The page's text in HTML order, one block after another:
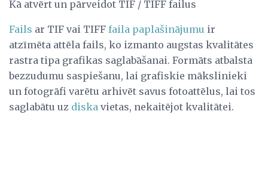
Kā atvērt un pārveidot TIF / TIFF failus
Fails ar TIF vai TIFF faila paplašinājumu ir
atzīmēta attēla fails, ko izmanto augstas kvalitātes
rastra tipa grafikas saglabāšanai. Formāts atbalsta
bezzudumu saspiešanu, lai grafiskie mākslinieki
un fotogrāfi varētu arhivēt savus fotoattēlus, lai tos
saglabātu uz diska vietas, nekaitējot kvalitātei.